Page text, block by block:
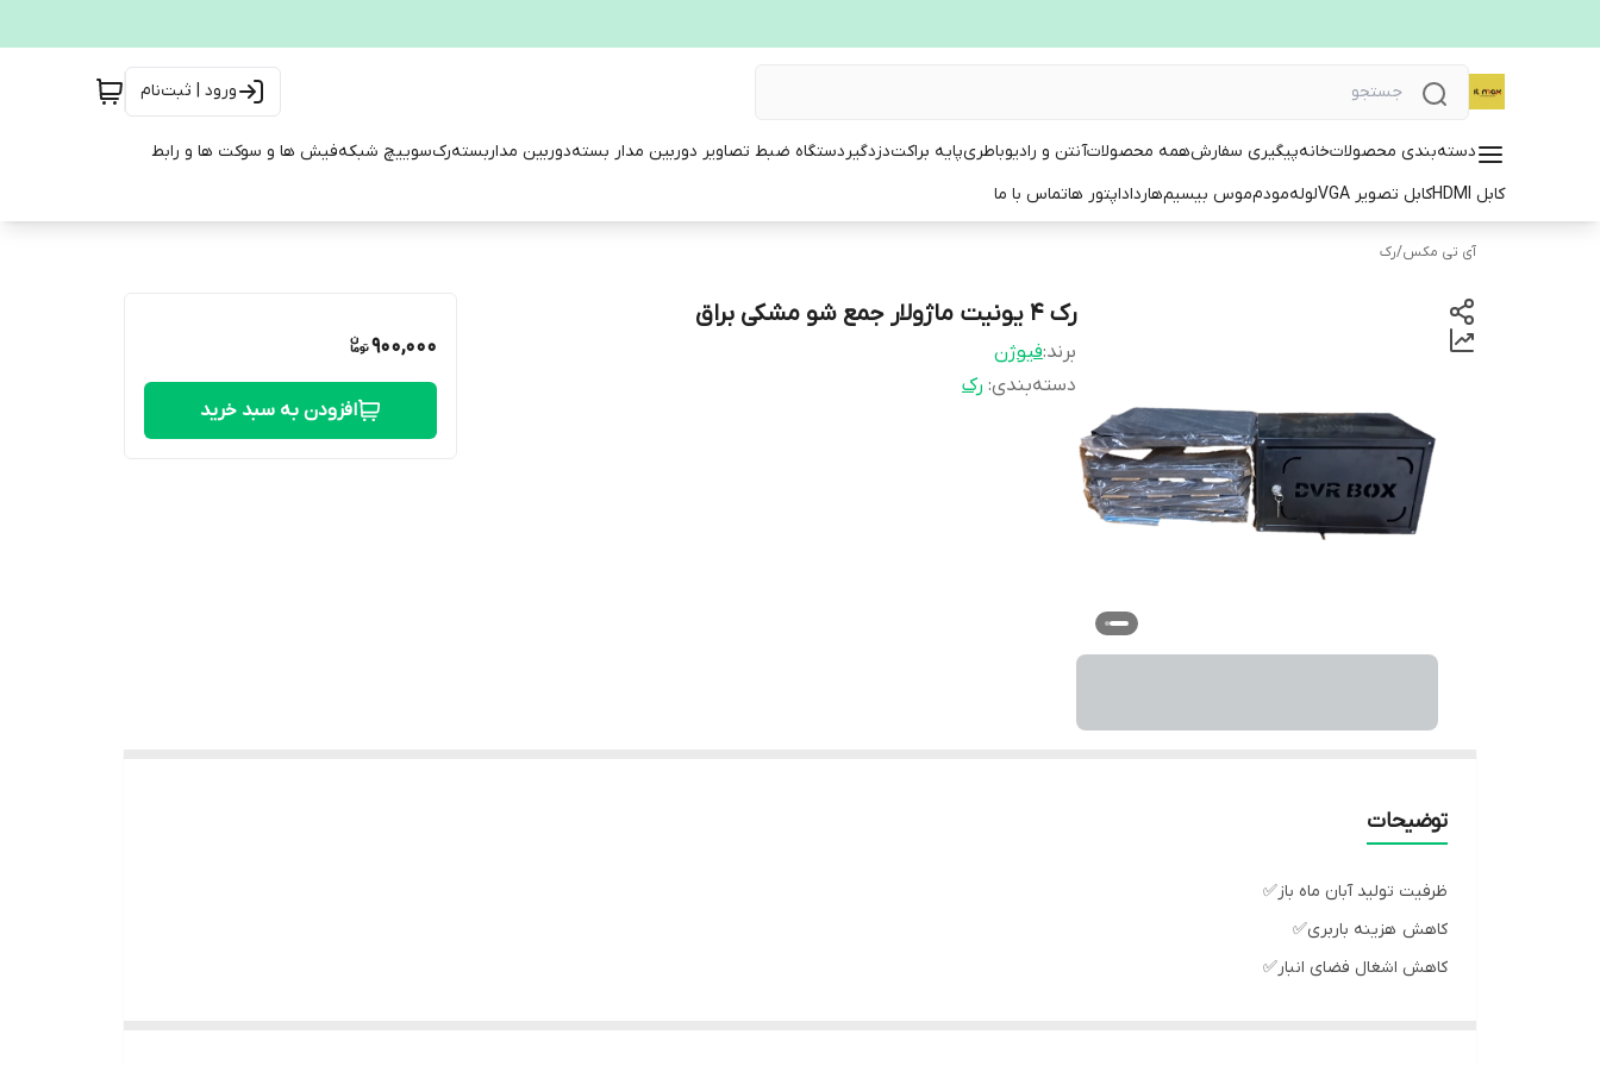
ورود | ثبت‌نام
دسته‌بندی محصولاتخانهپیگیری سفارشهمه محصولاتآنتن و رادیوباطریپایه براکتدزدگیردستگاه ضبط تصاویر دوربین مدار بستهدوربین مداربستهرکسوییچ شبکهفیش ها و سوکت ها و رابط
کابل HDMI
کابل تصویر VGA لولهمودمموس بیسیمهارداداپتور هاتماس با ما
آی تی مکس/رک
رک 4 یونیت ماژولار جمع شو مشکی براق
برند:فیوژن
دسته‌بندی: رک
900,000
افزودن به سبد خرید
توضیحات
ظرفیت تولید آبان ماه باز✅
کاهش هزینه باربری✅
کاهش اشغال فضای انبار✅